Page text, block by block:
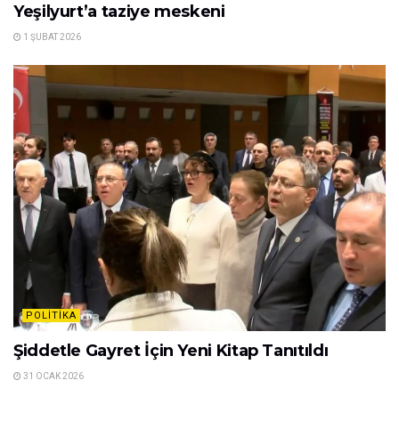
Yeşilyurt’a taziye meskeni
1 ŞUBAT 2026
POLITIKA
Şiddetle Gayret İçin Yeni Kitap Tanıtıldı
31 OCAK 2026